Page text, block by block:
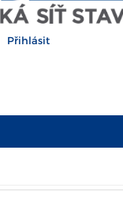
Přihlásit